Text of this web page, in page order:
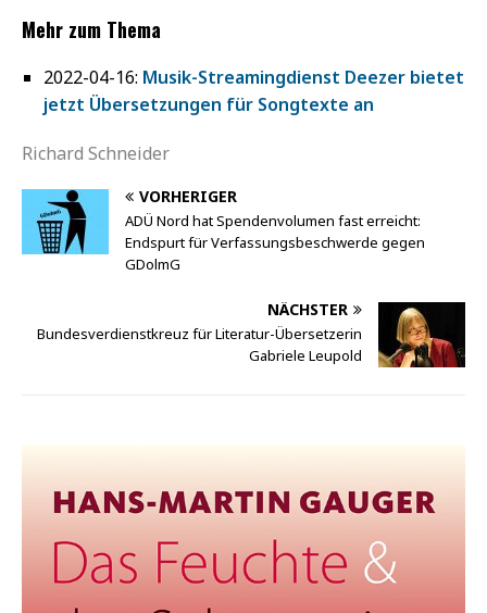
Mehr zum Thema
2022-04-16: Musik-Streamingdienst Deezer bietet
jetzt Übersetzungen für Songtexte an
Richard Schneider
VORHERIGER
ADÜ Nord hat Spendenvolumen fast erreicht:
Endspurt für Verfassungsbeschwerde gegen
GDolmG
NÄCHSTER
Bundesverdienstkreuz für Literatur-Übersetzerin
Gabriele Leupold